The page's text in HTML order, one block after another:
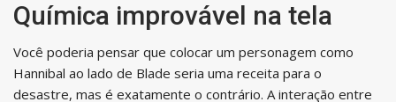
Química improvável na tela
Você poderia pensar que colocar um personagem como
Hannibal ao lado de Blade seria uma receita para o
desastre, mas é exatamente o contrário. A interação entre